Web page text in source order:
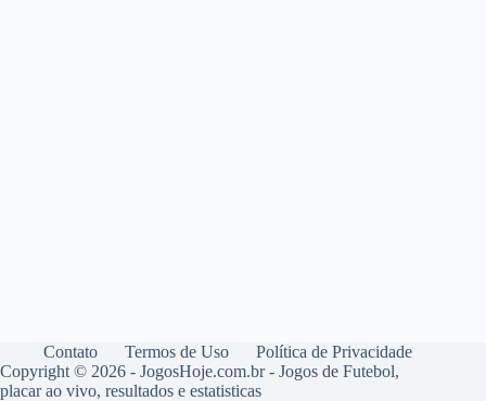
Contato Termos de Uso
Política de Privacidade
Copyright © 2026 - JogosHoje.com.br - Jogos de Futebol,
placar ao vivo, resultados e estatisticas